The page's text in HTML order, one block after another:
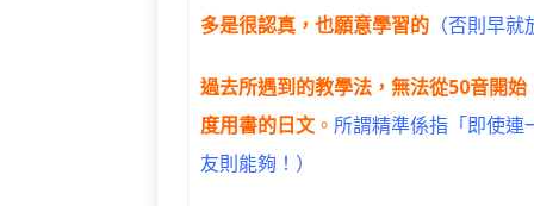
多是很認真，也願意學習的 （否則早就
過去所遇到的教學法，無法從50音開
度用書的日文 。 所謂精準係指「即使連
友則能夠！）